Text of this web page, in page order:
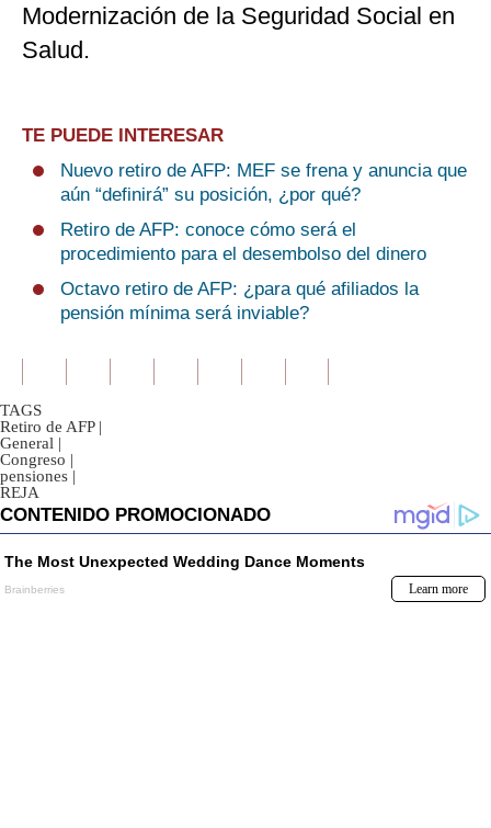
Modernización de la Seguridad Social en
Salud.
TE PUEDE INTERESAR
Nuevo retiro de AFP: MEF se frena y anuncia que
aún “definirá” su posición, ¿por qué?
Retiro de AFP: conoce cómo será el
procedimiento para el desembolso del dinero
Octavo retiro de AFP: ¿para qué afiliados la
pensión mínima será inviable?
TAGS
Retiro de AFP |
General |
Congreso |
pensiones |
REJA